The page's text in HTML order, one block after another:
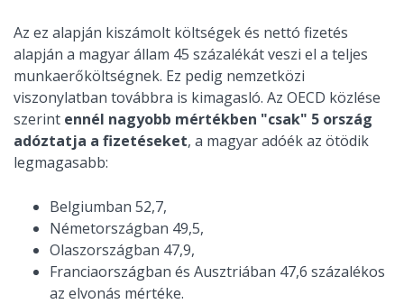
Az ez alapján kiszámolt költségek és nettó fizetés
alapján a magyar állam 45 százalékát veszi el a teljes
munkaerőköltségnek. Ez pedig nemzetközi
viszonylatban továbbra is kimagasló. Az OECD közlése
szerint ennél nagyobb mértékben "csak" 5 ország
adóztatja a fizetéseket, a magyar adóék az ötödik
legmagasabb:
Belgiumban 52,7,
Németországban 49,5,
Olaszországban 47,9,
Franciaországban és Ausztriában 47,6 százalékos
az elvonás mértéke.